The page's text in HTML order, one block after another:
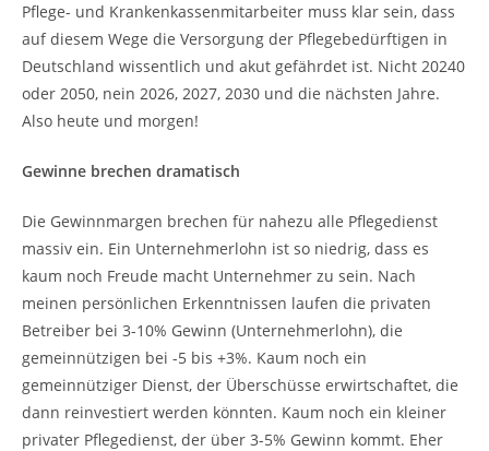
Pflege- und Krankenkassenmitarbeiter muss klar sein, dass
auf diesem Wege die Versorgung der Pflegebedürftigen in
Deutschland wissentlich und akut gefährdet ist. Nicht 20240
oder 2050, nein 2026, 2027, 2030 und die nächsten Jahre.
Also heute und morgen!
Gewinne brechen dramatisch
Die Gewinnmargen brechen für nahezu alle Pflegedienst
massiv ein. Ein Unternehmerlohn ist so niedrig, dass es
kaum noch Freude macht Unternehmer zu sein. Nach
meinen persönlichen Erkenntnissen laufen die privaten
Betreiber bei 3-10% Gewinn (Unternehmerlohn), die
gemeinnützigen bei -5 bis +3%. Kaum noch ein
gemeinnütziger Dienst, der Überschüsse erwirtschaftet, die
dann reinvestiert werden könnten. Kaum noch ein kleiner
privater Pflegedienst, der über 3-5% Gewinn kommt. Eher